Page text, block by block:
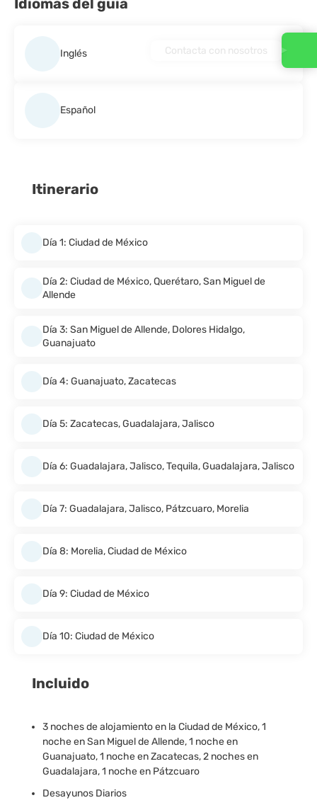
Idiomas del guía
Inglés
Español
Itinerario
Día 1: Ciudad de México
Día 2: Ciudad de México, Querétaro, San Miguel de
Allende
Día 3: San Miguel de Allende, Dolores Hidalgo,
Guanajuato
Día 4: Guanajuato, Zacatecas
Día 5: Zacatecas, Guadalajara, Jalisco
Día 6: Guadalajara, Jalisco, Tequila, Guadalajara, Jalisco
Día 7: Guadalajara, Jalisco, Pátzcuaro, Morelia
Día 8: Morelia, Ciudad de México
Día 9: Ciudad de México
Día 10: Ciudad de México
Incluido
3 noches de alojamiento en la Ciudad de México, 1
noche en San Miguel de Allende, 1 noche en
Guanajuato, 1 noche en Zacatecas, 2 noches en
Guadalajara, 1 noche en Pátzcuaro
Desayunos Diarios
Contacta con nosotros